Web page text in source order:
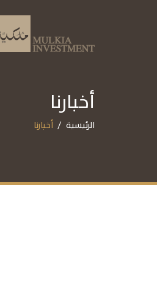
أخبارنا
الرئيسية أخبارنا